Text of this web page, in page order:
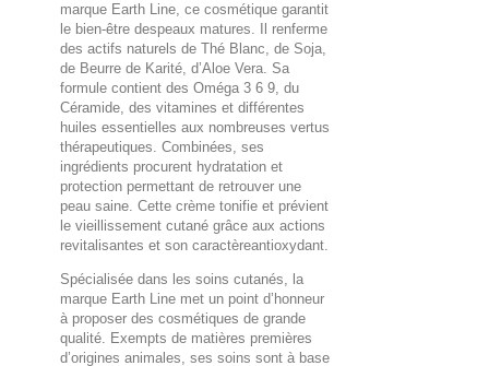
marque Earth Line, ce cosmétique garantit
le bien-être despeaux matures. Il renferme
des actifs naturels de Thé Blanc, de Soja,
de Beurre de Karité, d’Aloe Vera. Sa
formule contient des Oméga 3 6 9, du
Céramide, des vitamines et différentes
huiles essentielles aux nombreuses vertus
thérapeutiques. Combinées, ses
ingrédients procurent hydratation et
protection permettant de retrouver une
peau saine. Cette crème tonifie et prévient
le vieillissement cutané grâce aux actions
revitalisantes et son caractèreantioxydant.
Spécialisée dans les soins cutanés, la
marque Earth Line met un point d’honneur
à proposer des cosmétiques de grande
qualité. Exempts de matières premières
d’origines animales, ses soins sont à base